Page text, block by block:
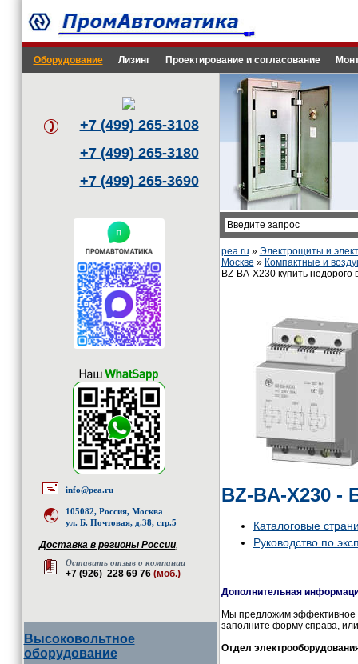
Оборудование Лизинг Проектирование и согласование
+7 (499) 265-3108
+7 (499) 265-3180
+7 (499) 265-3690
info@pea.ru
105082, Россия, Москва
ул. Б. Почтовая, д.38, стр.5
Доставка в регионы России,
Оставить отзыв о компании
+7 (926) 228 69 76 (моб.)
Высоковольтное
оборудование
pea.ru » Электрощиты и
Москве » Компактные и
BZ-BA-X230 купить недорого
BZ-BA-X230 -
Каталоговые
Руководство по
Дополнительная
Мы предложим эффективное
заполните форму справа,
Отдел